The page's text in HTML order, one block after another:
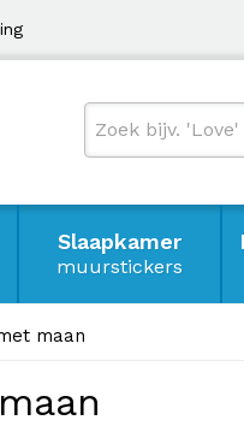
Slaapkamer
muurstickers
maan